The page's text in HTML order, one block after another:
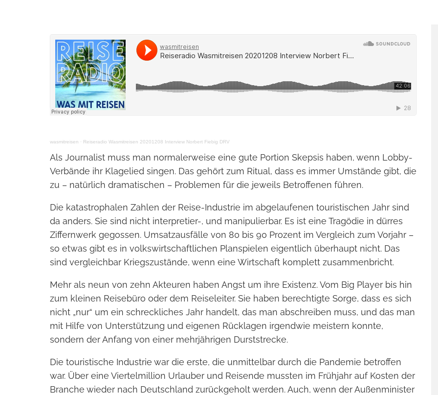
wasmitreisen · Reiseradio Wasmitreisen 20201208 Interview Norbert Fiebig DRV
Als Journalist muss man normalerweise eine gute Portion Skepsis haben, wenn Lobby-
Verbände ihr Klagelied singen. Das gehört zum Ritual, dass es immer Umstände gibt, die
zu – natürlich dramatischen – Problemen für die jeweils Betroffenen führen.
Die katastrophalen Zahlen der Reise-Industrie im abgelaufenen touristischen Jahr sind
da anders. Sie sind nicht interpretier-, und manipulierbar. Es ist eine Tragödie in dürres
Ziffernwerk gegossen. Umsatzausfälle von 80 bis 90 Prozent im Vergleich zum Vorjahr –
so etwas gibt es in volkswirtschaftlichen Planspielen eigentlich überhaupt nicht. Das
sind vergleichbar Kriegszustände, wenn eine Wirtschaft komplett zusammenbricht.
Mehr als neun von zehn Akteuren haben Angst um ihre Existenz. Vom Big Player bis hin
zum kleinen Reisebüro oder dem Reiseleiter. Sie haben berechtigte Sorge, dass es sich
nicht „nur“ um ein schreckliches Jahr handelt, das man abschreiben muss, und das man
mit Hilfe von Unterstützung und eigenen Rücklagen irgendwie meistern konnte,
sondern der Anfang von einer mehrjährigen Durststrecke.
Die touristische Industrie war die erste, die unmittelbar durch die Pandemie betroffen
war. Über eine Viertelmillion Urlauber und Reisende mussten im Frühjahr auf Kosten der
Branche wieder nach Deutschland zurückgeholt werden. Auch, wenn der Außenminister
DIE SEELE EINES
REISEFÜHRER
Warum ich mich freue, dass
Romane schreibt